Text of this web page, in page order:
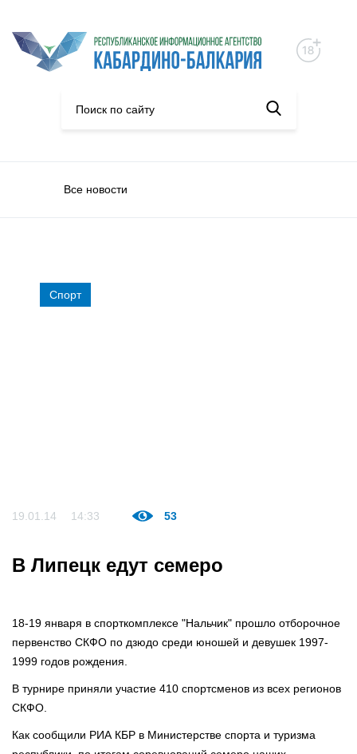
Все новости
Спорт
19.01.14 14:33 53
В Липецк едут семеро
18-19 января в спорткомплексе "Нальчик" прошло отборочное
первенство СКФО по дзюдо среди юношей и девушек 1997-
1999 годов рождения.
В турнире приняли участие 410 спортсменов из всех регионов
СКФО.
Как сообщили РИА КБР в Министерстве спорта и туризма